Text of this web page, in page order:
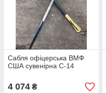
Сабля офіцерська ВМФ
США сувенірна С-14
4 074 ₴